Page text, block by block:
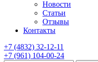
Новости
Статьи
Отзывы
Контакты
+7 (4832) 32-12-11
+7 (961) 104-00-24